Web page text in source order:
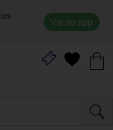
Ver no app